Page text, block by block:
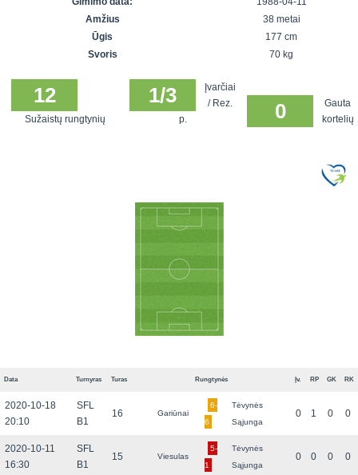
SFL rudens
Snaigės taurė
čempionatas
Vilnius
Amžius
38 metai
Ūgis
177 cm
Svoris
70 kg
12
Sužaistų rungtynių
1/3
Įvarčiai
/ Rez.
p.
0
Gauta
kortelių
Data Turnyras Turas Rungtynės Įv. RP GK RK
2020-10-18
20:10
SFL
B1
16 Gariūnai
6-
6
Tėvynės
Sąjunga
0 1 0 0
2020-10-11
16:30
SFL
B1
15 Viesulas
5-
1
Tėvynės
Sąjunga
0 0 0 0